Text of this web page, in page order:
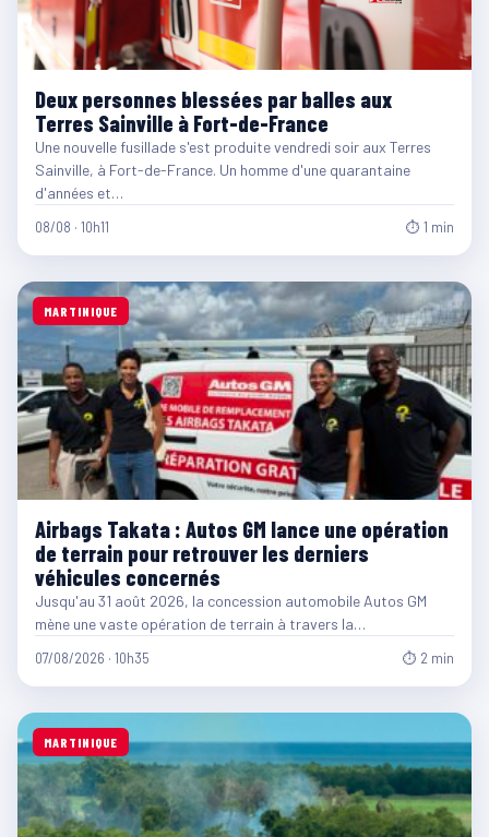
Deux personnes blessées par balles aux
Terres Sainville à Fort-de-France
Une nouvelle fusillade s'est produite vendredi soir aux Terres
Sainville, à Fort-de-France. Un homme d'une quarantaine
d'années et…
08/08 · 10h11 ⏱ 1 min
MARTINIQUE
Airbags Takata : Autos GM lance une opération
de terrain pour retrouver les derniers
véhicules concernés
Jusqu'au 31 août 2026, la concession automobile Autos GM
mène une vaste opération de terrain à travers la…
07/08/2026 · 10h35 ⏱ 2 min
MARTINIQUE